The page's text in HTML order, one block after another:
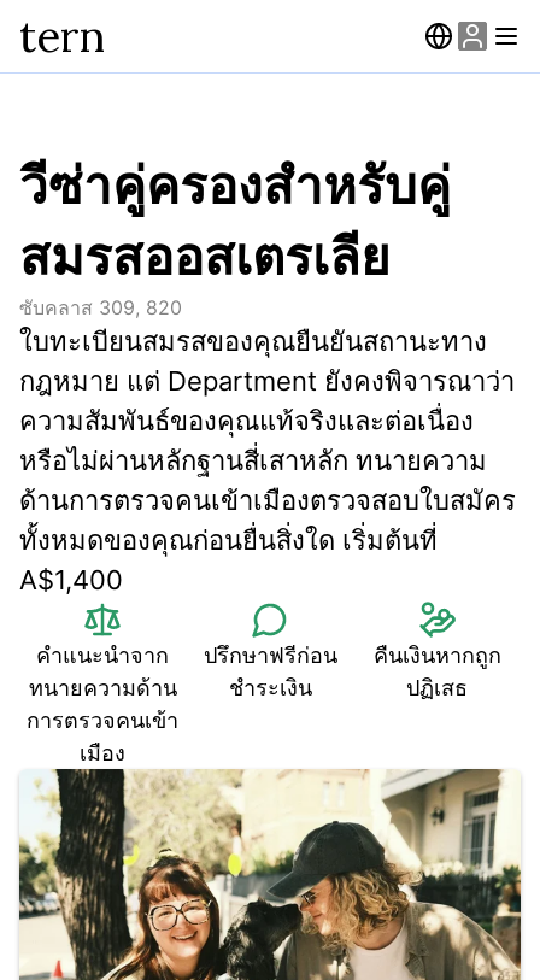
tern
วีซ่าคู่ครองสำหรับคู่
สมรสออสเตรเลีย
ซับคลาส 309, 820
ใบทะเบียนสมรสของคุณยืนยันสถานะทาง
กฎหมาย แต่ Department ยังคงพิจารณาว่า
ความสัมพันธ์ของคุณแท้จริงและต่อเนื่อง
หรือไม่ผ่านหลักฐานสี่เสาหลัก ทนายความ
ด้านการตรวจคนเข้าเมืองตรวจสอบใบสมัคร
ทั้งหมดของคุณก่อนยื่นสิ่งใด เริ่มต้นที่
A$1,400
คำแนะนำจาก
ทนายความด้าน
การตรวจคนเข้า
เมือง
ปรึกษาฟรีก่อน
ชำระเงิน
คืนเงินหากถูก
ปฏิเสธ